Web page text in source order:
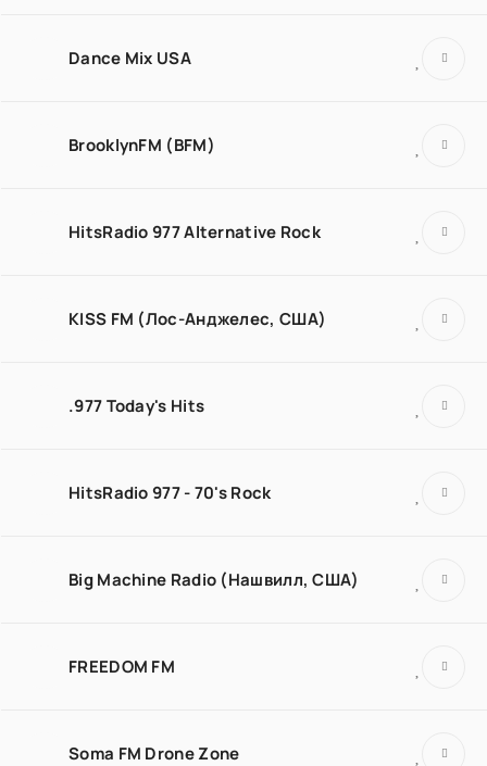
Dance Mix USA
BrooklynFM (BFM)
HitsRadio 977 Alternative Rock
KISS FM (Лос-Анджелес, США)
.977 Today's Hits
HitsRadio 977 - 70's Rock
Big Machine Radio (Нашвилл, США)
FREEDOM FM
Soma FM Drone Zone